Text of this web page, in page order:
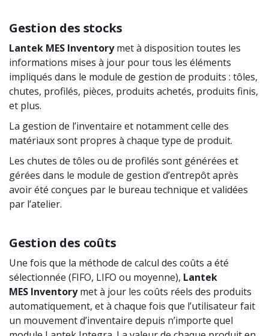
Gestion des stocks
Lantek MES Inventorymet à disposition toutes les
informations mises à jour pour tous les éléments
impliqués dans le module de gestion de produits : tôles,
chutes, profilés, pièces, produits achetés, produits finis,
et plus.
La gestion de l’inventaire et notamment celle des
matériaux sont propres à chaque type de produit.
Les chutes de tôles ou de profilés sont générées et
gérées dans le module de gestion d’entrepôt après
avoir été conçues par le bureau technique et validées
par l’atelier.
Gestion des coûts
Une fois que la méthode de calcul des coûts a été
sélectionnée (FIFO, LIFO ou moyenne), Lantek
MES Inventorymet à jour les coûts réels des produits
automatiquement, et à chaque fois que l’utilisateur fait
un mouvement d’inventaire depuis n’importe quel